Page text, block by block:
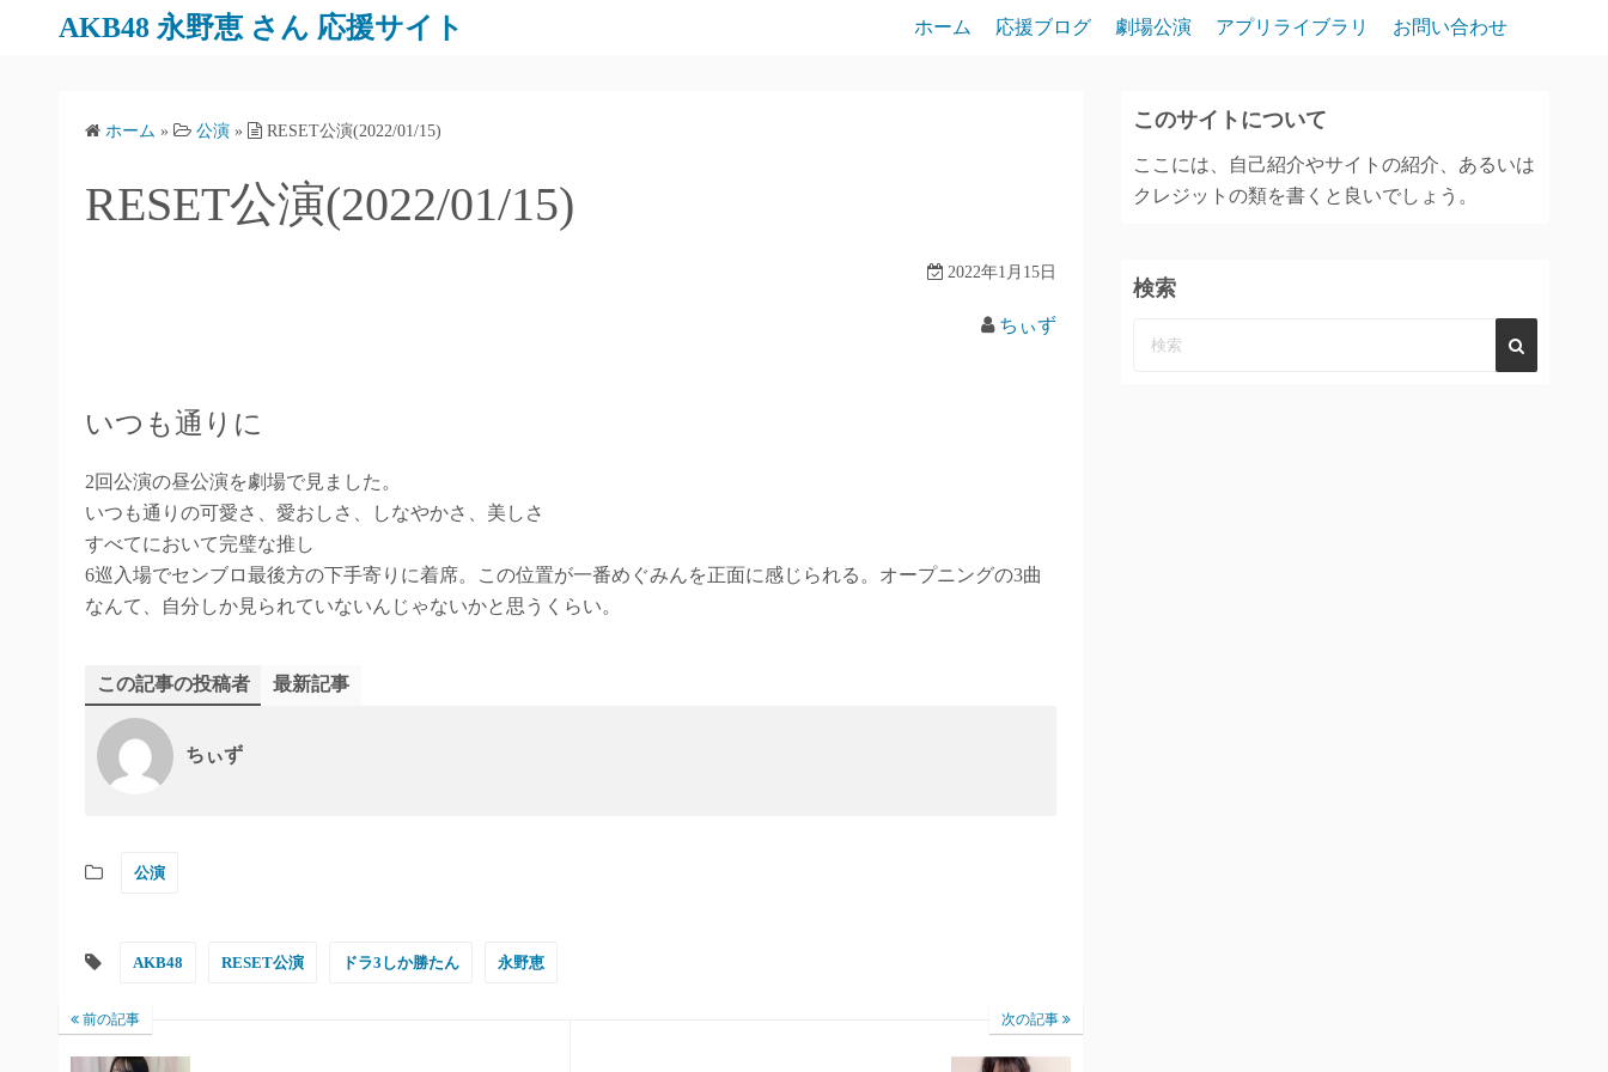
AKB48 永野恵 さん 応援サイト ホーム 応援ブログ 劇場公演 アプリライブラリ お問い合わせ
ホーム » 公演 » RESET公演(2022/01/15)
RESET公演(2022/01/15)
2022年1月15日
ちぃず
いつも通りに
2回公演の昼公演を劇場で見ました。
いつも通りの可愛さ、愛おしさ、しなやかさ、美しさ
すべてにおいて完璧な推し
6巡入場でセンブロ最後方の下手寄りに着席。この位置が一番めぐみんを正面に感じられる。オープニングの3曲
なんて、自分しか見られていないんじゃないかと思うくらい。
この記事の投稿者 最新記事
ちぃず
公演
AKB48 RESET公演 ドラ3しか勝たん 永野恵
前の記事 次の記事
このサイトについて
ここには、自己紹介やサイトの紹介、あるいは
クレジットの類を書くと良いでしょう。
検索